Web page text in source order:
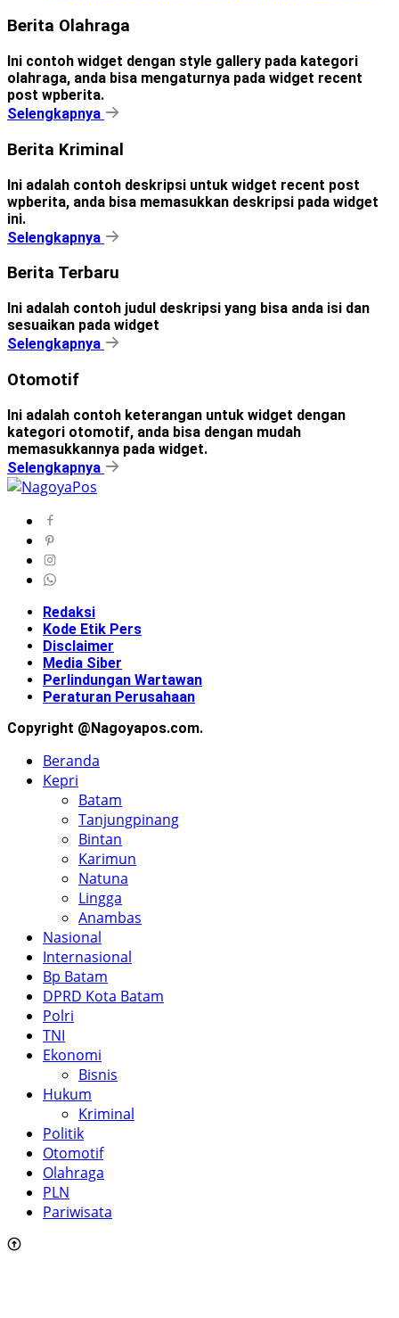
Berita Olahraga
Ini contoh widget dengan style gallery pada kategori
olahraga, anda bisa mengaturnya pada widget recent
post wpberita.
Selengkapnya
Berita Kriminal
Ini adalah contoh deskripsi untuk widget recent post
wpberita, anda bisa memasukkan deskripsi pada widget
ini.
Selengkapnya
Berita Terbaru
Ini adalah contoh judul deskripsi yang bisa anda isi dan
sesuaikan pada widget
Selengkapnya
Otomotif
Ini adalah contoh keterangan untuk widget dengan
kategori otomotif, anda bisa dengan mudah
memasukkannya pada widget.
Selengkapnya
Redaksi
Kode Etik Pers
Disclaimer
Media Siber
Perlindungan Wartawan
Peraturan Perusahaan
Copyright @Nagoyapos.com.
Beranda
Kepri
Batam
Tanjungpinang
Bintan
Karimun
Natuna
Lingga
Anambas
Nasional
Internasional
Bp Batam
DPRD Kota Batam
Polri
TNI
Ekonomi
Bisnis
Hukum
Kriminal
Politik
Otomotif
Olahraga
PLN
Pariwisata